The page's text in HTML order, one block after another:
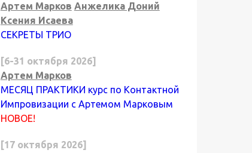
Артем Марков Анжелика Доний
Ксения Исаева
СЕКРЕТЫ ТРИО
[6-31 октября 2026]
Артем Марков
МЕСЯЦ ПРАКТИКИ курс по Контактной
Импровизации с Артемом Марковым
НОВОЕ!
[17 октября 2026]